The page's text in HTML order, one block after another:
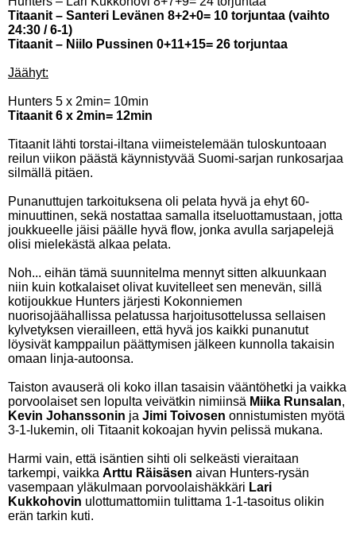
Titaanit – Santeri Levänen 8+2+0= 10 torjuntaa (vaihto
24:30 / 6-1)
Titaanit – Niilo Pussinen 0+11+15= 26 torjuntaa
Jäähyt:
Hunters 5 x 2min= 10min
Titaanit 6 x 2min= 12min
Titaanit lähti torstai-iltana viimeistelemään tuloskuntoaan
reilun viikon päästä käynnistyvää Suomi-sarjan runkosarjaa
silmällä pitäen.
Punanuttujen tarkoituksena oli pelata hyvä ja ehyt 60-
minuuttinen, sekä nostattaa samalla itseluottamustaan, jotta
joukkueelle jäisi päälle hyvä flow, jonka avulla sarjapelejä
olisi mielekästä alkaa pelata.
Noh... eihän tämä suunnitelma mennyt sitten alkuunkaan
niin kuin kotkalaiset olivat kuvitelleet sen menevän, sillä
kotijoukkue Hunters järjesti Kokonniemen
nuorisojäähallissa pelatussa harjoitusottelussa sellaisen
kylvetyksen vierailleen, että hyvä jos kaikki punanutut
löysivät kamppailun päättymisen jälkeen kunnolla takaisin
omaan linja-autoonsa.
Taiston avauserä oli koko illan tasaisin vääntöhetki ja vaikka
porvoolaiset sen lopulta veivätkin nimiinsä Miika Runsalan,
Kevin Johanssonin ja Jimi Toivosen onnistumisten myötä
3-1-lukemin, oli Titaanit kokoajan hyvin pelissä mukana.
Harmi vain, että isäntien sihti oli selkeästi vieraitaan
tarkempi, vaikka Arttu Räisäsen aivan Hunters-rysän
vasempaan yläkulmaan porvoolaishäkkäri Lari
Kukkohovin ulottumattomiin tulittama 1-1-tasoitus olikin
erän tarkin kuti.